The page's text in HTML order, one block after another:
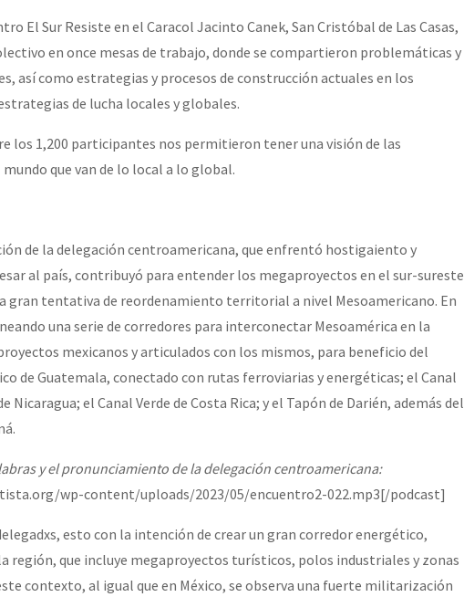
El Sur Resiste en el Caracol Jacinto Canek, San Cristóbal de Las Casas,
en once mesas de trabajo, donde se compartieron problemáticas y
así como estrategias y procesos de construcción actuales en los
de lucha locales y globales.
los 1,200 participantes nos permitieron tener una visión de las
que van de lo local a lo global.
de la delegación centroamericana, que enfrentó hostigaiento y
al país, contribuyó para entender los megaproyectos en el sur-sureste
gran tentativa de reordenamiento territorial a nivel Mesoamericano. En
una serie de corredores para interconectar Mesoamérica en la
mexicanos y articulados con los mismos, para beneficio del
de Guatemala, conectado con rutas ferroviarias y energéticas; el Canal
Nicaragua; el Canal Verde de Costa Rica; y el Tapón de Darién, además del
y el pronunciamiento de la delegación centroamericana:
wp-content/uploads/2023/05/encuentro2-022.mp3[/podcast]
esto con la intención de crear un gran corredor energético,
región, que incluye megaproyectos turísticos, polos industriales y zonas
contexto, al igual que en México, se observa una fuerte militarización